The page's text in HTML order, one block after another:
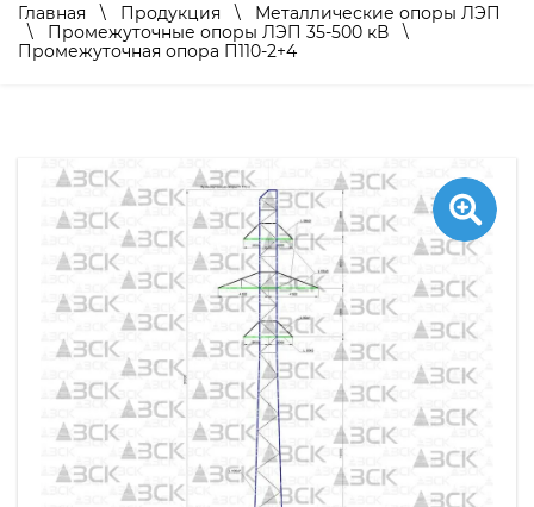
Главная \ Продукция \ Металлические опоры ЛЭП
\ Промежуточные опоры ЛЭП 35-500 кВ \
Промежуточная опора П110-2+4